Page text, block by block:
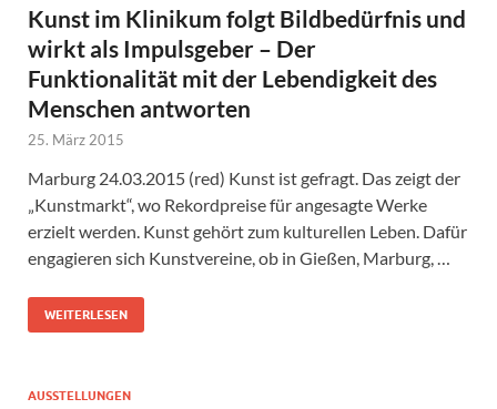
Kunst im Klinikum folgt Bildbedürfnis und
wirkt als Impulsgeber – Der
Funktionalität mit der Lebendigkeit des
Menschen antworten
25. März 2015
Marburg 24.03.2015 (red) Kunst ist gefragt. Das zeigt der
„Kunstmarkt“, wo Rekordpreise für angesagte Werke
erzielt werden. Kunst gehört zum kulturellen Leben. Dafür
engagieren sich Kunstvereine, ob in Gießen, Marburg, …
WEITERLESEN
AUSSTELLUNGEN